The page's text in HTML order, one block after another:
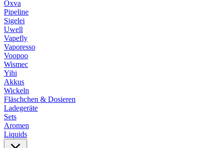
Oxva
Pipeline
Sigelei
Uwell
Vapefly
Vaporesso
Voopoo
Wismec
Yihi
Akkus
Wickeln
Fläschchen & Dosieren
Ladegeräte
Sets
Aromen
Liquids